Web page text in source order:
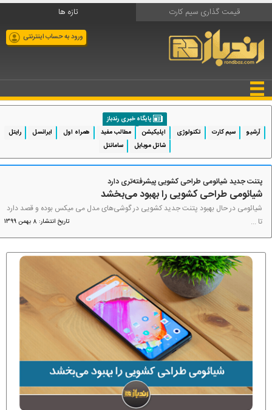
قیمت گذاری سیم کارت تازه ها
ورود به حساب اینترنتی
پایگاه خبری رندباز
آرشیو
سیم کارت تکنولوژی اپلیکیشن مطالب مفید همراه اول ایرانسل
رایتل
شاتل موبایل
سامانتل
پتنت جدید شیائومی طراحی کشویی پیشرفته‌تری دارد
شیائومی طراحی کشویی را بهبود می‌بخشد
شیائومی در حال بهبود پتنت جدید کشویی در گوشی‌های مدل می میکس بوده و قصد دارد
تا ...
تاریخ انتشار: 8 بهمن 1399